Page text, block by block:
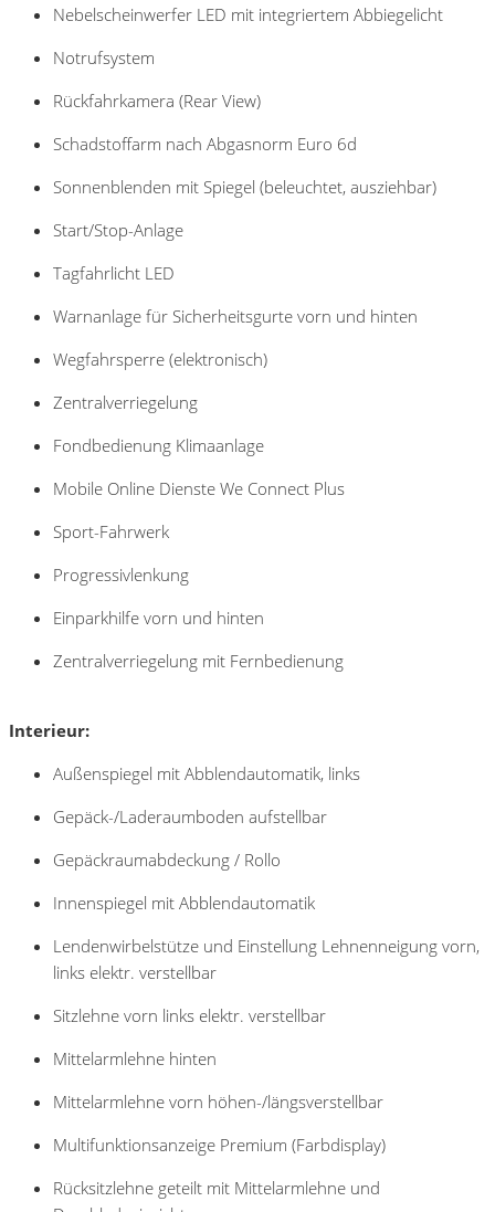
Nebelscheinwerfer LED mit integriertem Abbiegelicht
Notrufsystem
Rückfahrkamera (Rear View)
Schadstoffarm nach Abgasnorm Euro 6d
Sonnenblenden mit Spiegel (beleuchtet, ausziehbar)
Start/Stop-Anlage
Tagfahrlicht LED
Warnanlage für Sicherheitsgurte vorn und hinten
Wegfahrsperre (elektronisch)
Zentralverriegelung
Fondbedienung Klimaanlage
Mobile Online Dienste We Connect Plus
Sport-Fahrwerk
Progressivlenkung
Einparkhilfe vorn und hinten
Zentralverriegelung mit Fernbedienung
Interieur:
Außenspiegel mit Abblendautomatik, links
Gepäck-/Laderaumboden aufstellbar
Gepäckraumabdeckung / Rollo
Innenspiegel mit Abblendautomatik
Lendenwirbelstütze und Einstellung Lehnenneigung vorn,
links elektr. verstellbar
Sitzlehne vorn links elektr. verstellbar
Mittelarmlehne hinten
Mittelarmlehne vorn höhen-/längsverstellbar
Multifunktionsanzeige Premium (Farbdisplay)
Rücksitzlehne geteilt mit Mittelarmlehne und